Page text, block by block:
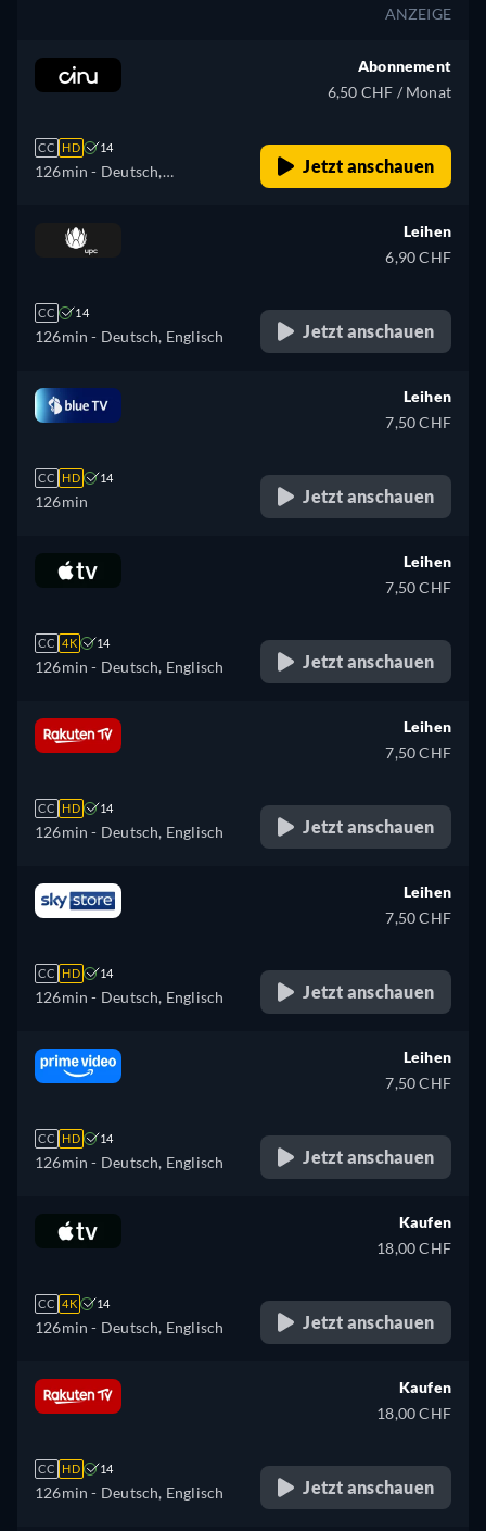
ANZEIGE
CC HD 14
126min - Deutsch,
Abonnement
6,50 CHF / Monat
Jetzt anschauen
CC 14
126min - Deutsch, Englisch
Leihen
6,90 CHF
Jetzt anschauen
CC HD 14
126min
Leihen
7,50 CHF
Jetzt anschauen
CC 4K 14
126min - Deutsch, Englisch
Leihen
7,50 CHF
Jetzt anschauen
CC HD 14
126min - Deutsch, Englisch
Leihen
7,50 CHF
Jetzt anschauen
CC HD 14
126min - Deutsch, Englisch
Leihen
7,50 CHF
Jetzt anschauen
CC HD 14
126min - Deutsch, Englisch
Leihen
7,50 CHF
Jetzt anschauen
CC 4K 14
126min - Deutsch, Englisch
Kaufen
18,00 CHF
Jetzt anschauen
CC HD 14
126min - Deutsch, Englisch
Kaufen
18,00 CHF
Jetzt anschauen